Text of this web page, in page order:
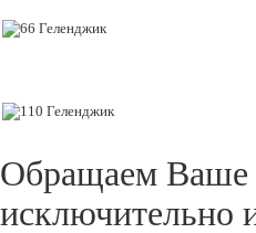
Обращаем Ваше
исключительно